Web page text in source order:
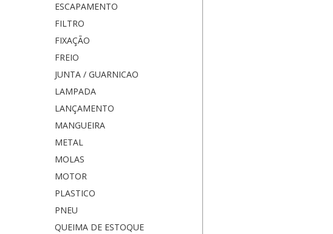
ESCAPAMENTO
FILTRO
FIXAÇÃO
FREIO
JUNTA / GUARNICAO
LAMPADA
LANÇAMENTO
MANGUEIRA
METAL
MOLAS
MOTOR
PLASTICO
PNEU
QUEIMA DE ESTOQUE